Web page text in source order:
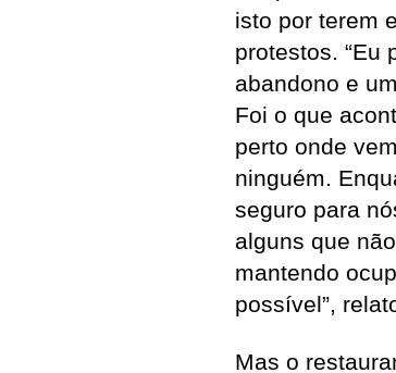
isto por terem
protestos. “Eu
abandono e
Foi o que
perto onde
ninguém.
seguro para
alguns que
mantendo
possível”,
Mas o